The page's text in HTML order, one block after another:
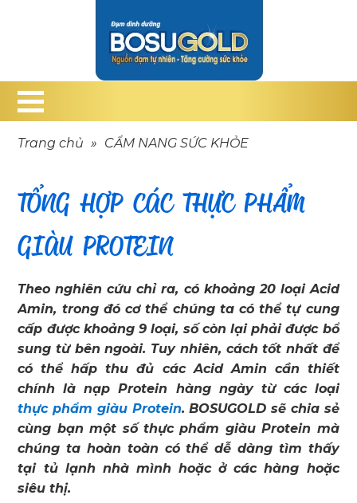
Trang chủ » CẨM NANG SỨC KHỎE
TỔNG HỢP CÁC THỰC PHẨM
GIÀU PROTEIN
Theo nghiên cứu chỉ ra, có khoảng 20 loại Acid
Amin, trong đó cơ thể chúng ta có thể tự cung
cấp được khoảng 9 loại, số còn lại phải được bổ
sung từ bên ngoài. Tuy nhiên, cách tốt nhất để
có thể hấp thu đủ các Acid Amin cần thiết
chính là nạp Protein hàng ngày từ các loại
thực phẩm giàu Protein. BOSUGOLD sẽ chia sẻ
cùng bạn một số thực phẩm giàu Protein mà
chúng ta hoàn toàn có thể dễ dàng tìm thấy
tại tủ lạnh nhà mình hoặc ở các hàng hoặc
siêu thị.